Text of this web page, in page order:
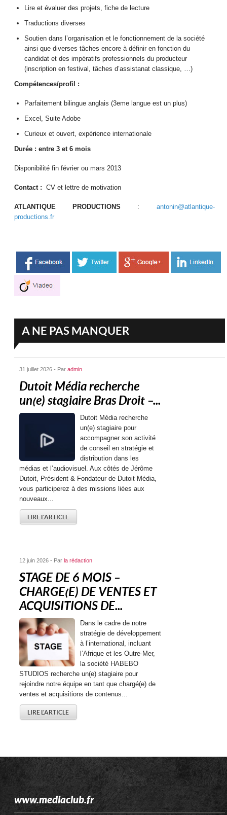
Lire et évaluer des projets, fiche de lecture
Traductions diverses
Soutien dans l’organisation et le fonctionnement de la société
ainsi que diverses tâches encore à définir en fonction du
candidat et des impératifs professionnels du producteur
(inscription en festival, tâches d’assistanat classique, …)
Compétences/profil :
Parfaitement bilingue anglais (3eme langue est un plus)
Excel, Suite Adobe
Curieux et ouvert, expérience internationale
Durée : entre 3 et 6 mois
Disponibilité fin février ou mars 2013
Contact :CV et lettre de motivation
ATLANTIQUE PRODUCTIONS : antonin@atlantique-
productions.fr
A NE PAS MANQUER
31 juillet 2026 - Paradmin
Dutoit Média recherche
un(e) stagiaire Bras Droit –...
Dutoit Média recherche
un(e) stagiaire pour
accompagner son activité
de conseil en stratégie et
distribution dans les
médias et l’audiovisuel. Aux côtés de Jérôme
Dutoit, Président & Fondateur de Dutoit Média,
vous participerez à des missions liées aux
nouveaux...
LIRE L'ARTICLE
12 juin 2026 - Parla rédaction
STAGE DE 6 MOIS –
CHARGE(E) DE VENTES ET
ACQUISITIONS DE...
Dans le cadre de notre
stratégie de développement
à l’international, incluant
l’Afrique et les Outre-Mer,
la société HABEBO
STUDIOS recherche un(e) stagiaire pour
rejoindre notre équipe en tant que chargé(e) de
ventes et acquisitions de contenus...
LIRE L'ARTICLE
www.mediaclub.fr